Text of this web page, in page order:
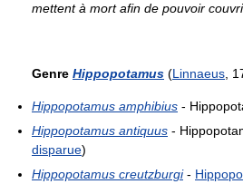
mettent à mort afin de pouvoir
Genre Hippopotamus (Linnaeus,
Hippopotamus amphibius -
Hippopotamus antiquus -
disparue)
Hippopotamus creutzburgi-